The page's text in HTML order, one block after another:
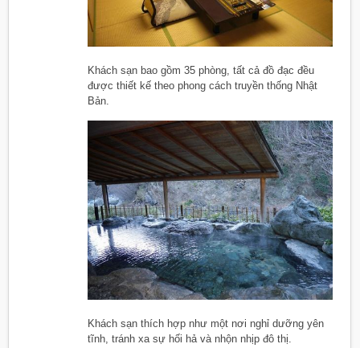
Khách sạn bao gồm 35 phòng, tất cả đồ đạc đều
được thiết kế theo phong cách truyền thống Nhật
Bản.
Khách sạn thích hợp như một nơi nghỉ dưỡng yên
tĩnh, tránh xa sự hối hả và nhộn nhịp đô thị.